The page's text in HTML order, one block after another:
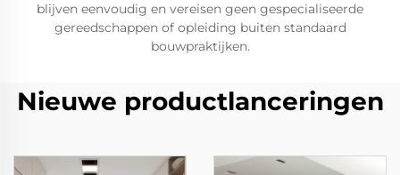
blijven eenvoudig en vereisen geen gespecialiseerde
gereedschappen of opleiding buiten standaard
bouwpraktijken.
Nieuwe productlanceringen